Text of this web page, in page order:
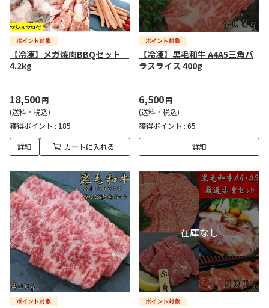
【冷凍】メガ焼肉BBQセット
4.2kg
18,500円
(送料・税込)
獲得ポイント : 185
詳細 カートに入れる
【冷凍】黒毛和牛 A4A5三角バ
ラスライス 400g
6,500円
(送料・税込)
獲得ポイント : 65
詳細